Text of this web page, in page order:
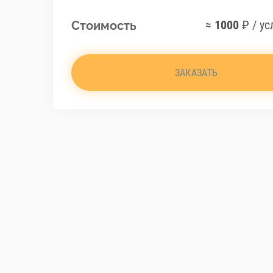
Стоимость ≈ 1000 ₽ /
ЗАКАЗАТЬ